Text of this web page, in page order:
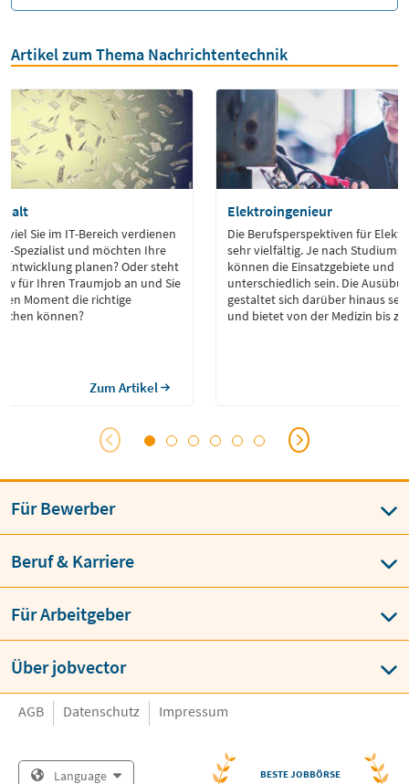
Artikel zum Thema Nachrichtentechnik
viel Sie im IT-Bereich verdienen
Spezialist und möchten Ihre
planen? Oder steht
für Ihren Traumjob an und Sie
Moment die richtige
können?
Zum Artikel
Elektroingenieur
Die Berufsperspektiven für
sehr vielfältig. Je nach
können die Einsatzgebiete und
unterschiedlich sein. Die
gestaltet sich darüber hinaus
und bietet von der Medizin bis
Für Bewerber
Beruf & Karriere
Für Arbeitgeber
Über jobvector
AGB Datenschutz Impressum
Language
BESTE JOBBÖRSE